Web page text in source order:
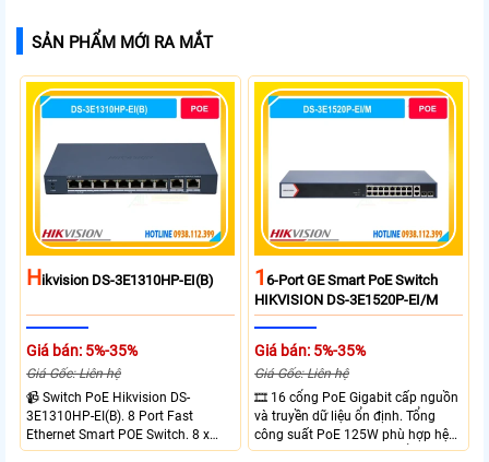
SẢN PHẨM MỚI RA MẮT
HIkvision DS-3E1310HP-EI(B)
Giá bán: 5%-35%
Giá Gốc: Liên hệ
📹 Switch PoE Hikvision DS-
3E1310HP-EI(B). 8 Port Fast
Ethernet Smart POE Switch. 8 x
10/100M PoE Ports, 2 x Gigabit
16-Port GE Smart PoE Switch
HIKVISION DS-3E1520P-EI/M
Giá bán: 5%-35%
Giá Gốc: Liên hệ
🎞 16 cổng PoE Gigabit cấp nguồn
và truyền dữ liệu ổn định. Tổng
công suất PoE 125W phù hợp hệ
thống camera IP vừa. 2 cổng RJ45